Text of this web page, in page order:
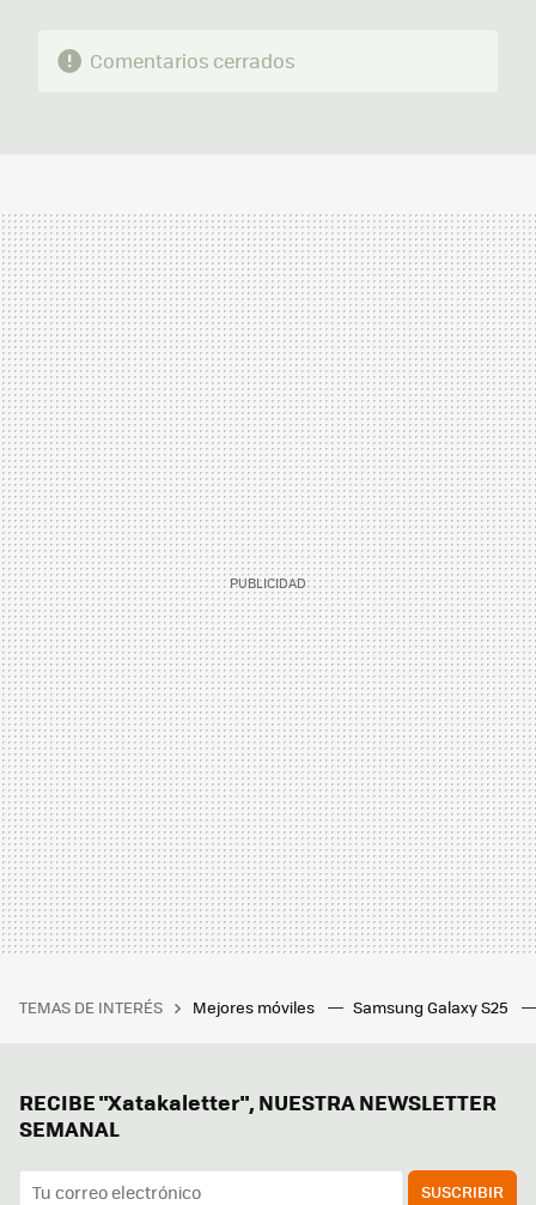
Comentarios cerrados
TEMAS DE INTERÉS Mejores móviles Samsung Galaxy S25
RECIBE "Xatakaletter", NUESTRA NEWSLETTER
SEMANAL
SUSCRIBIR